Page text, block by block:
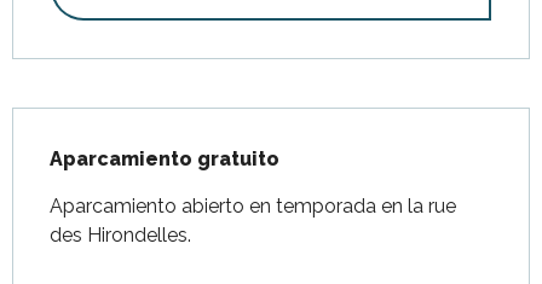
Aparcamiento gratuito
Aparcamiento abierto en temporada en la rue
des Hirondelles.